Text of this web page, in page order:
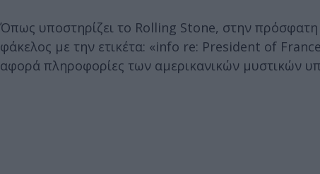
Όπως υποστηρίζει το Rolling Stone, στην
φάκελος με την ετικέτα: «info re: President of
αφορά πληροφορίες των αμερικανικών μυστικών